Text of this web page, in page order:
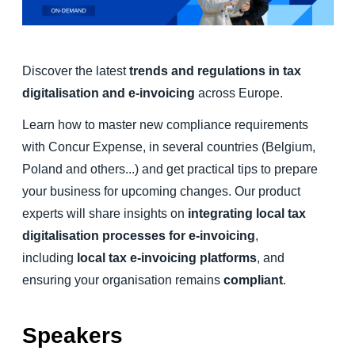
Nederlands (English)
Denmark (English)
España (Español)
Norway (English)
Singapore (English)
Discover the latesttrends and regulations in tax
digitalisation and e-invoicing across Europe.
Learn how to master new compliance requirements
with Concur Expense, in several countries (Belgium,
Poland and others...) and get practical tips to prepare
your business for upcoming changes. Our product
experts will share insights on integrating local tax
digitalisation processes for e-invoicing,
including local tax e-invoicing platforms, and
ensuring your organisation remains compliant.
Speakers